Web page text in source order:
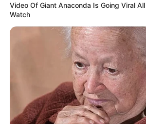
Video Of Giant Anaconda Is Going Viral
Watch